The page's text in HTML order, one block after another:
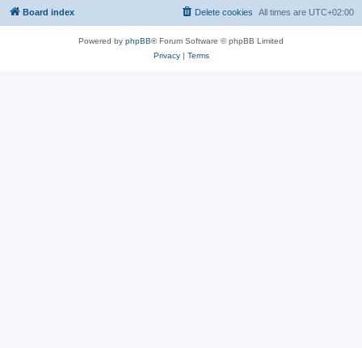
Board index All times are UTC+02:00
Delete cookies
Powered by phpBB® Forum Software © phpBB Limited
Privacy| Terms